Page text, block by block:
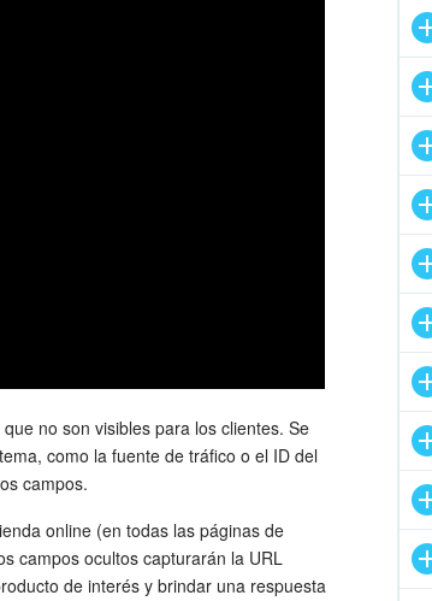
no son visibles para los clientes. Se
como la fuente de tráfico o el ID del
campos.
online (en todas las páginas de
campos ocultos capturarán la URL
de interés y brindar una respuesta